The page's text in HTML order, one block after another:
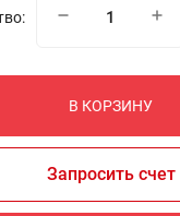
В КОРЗИНУ
Запросить счет